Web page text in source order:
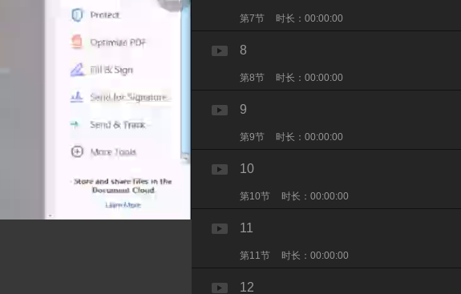
第7节 时长：00:00:00
8
第8节 时长：00:00:00
9
第9节 时长：00:00:00
10
第10节 时长：00:00:00
11
第11节 时长：00:00:00
12